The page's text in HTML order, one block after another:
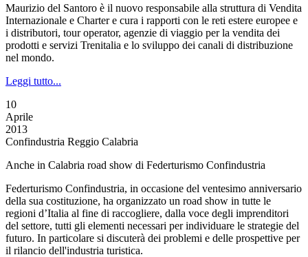
Maurizio del Santoro è il nuovo responsabile alla struttura di Vendita
Internazionale e Charter e cura i rapporti con le reti estere europee e
i distributori, tour operator, agenzie di viaggio per la vendita dei
prodotti e servizi Trenitalia e lo sviluppo dei canali di distribuzione
nel mondo.
Leggi tutto...
10
Aprile
2013
Confindustria Reggio Calabria
Anche in Calabria road show di Federturismo Confindustria
Federturismo Confindustria, in occasione del ventesimo anniversario
della sua costituzione, ha organizzato un road show in tutte le
regioni d’Italia al fine di raccogliere, dalla voce degli imprenditori
del settore, tutti gli elementi necessari per individuare le strategie del
futuro. In particolare si discuterà dei problemi e delle prospettive per
il rilancio dell'industria turistica.